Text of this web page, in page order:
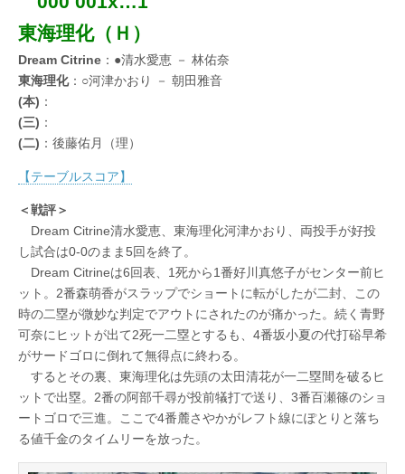
東海理化（Ｈ）
Dream Citrine ：●清水愛恵 － 林佑奈
東海理化：○河津かおり － 朝田雅音
(本) ：
(三) ：
(二) ：後藤佑月（理）
【テーブルスコア】
＜戦評＞
Dream Citrine清水愛恵、東海理化河津かおり、両投手が好投
し試合は0-0のまま5回を終了。
Dream Citrineは6回表、1死から1番好川真悠子がセンター前ヒ
ット。2番森萌香がスラップでショートに転がしたが二封、この
時の二塁が微妙な判定でアウトにされたのが痛かった。続く青野
可奈にヒットが出て2死一二塁とするも、4番坂小夏の代打硲早希
がサードゴロに倒れて無得点に終わる。
するとその裏、東海理化は先頭の太田清花が一二塁間を破るヒ
ットで出塁。2番の阿部千尋が投前犠打で送り、3番百瀬篠のショ
ートゴロで三進。ここで4番麓さやかがレフト線にぽとりと落ち
る値千金のタイムリーを放った。